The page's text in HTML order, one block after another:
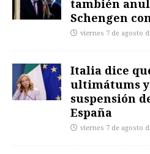
también
Schengen
viernes 7 de agosto
Italia dice
ultimátums
suspensión
España
viernes 7 de agosto